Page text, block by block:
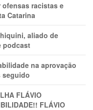
ofensas racistas e
Catarina
aliado de
podcast
na aprovação
seguido
FLÁVIO
FLÁVIO